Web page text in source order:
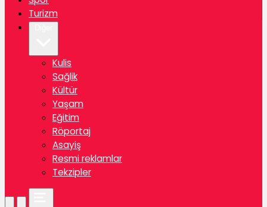
Turizm
Kulis
Sağlik
Kültür
Yaşam
Eğitim
Röportaj
Asayiş
Resmi reklamlar
Tekzipler